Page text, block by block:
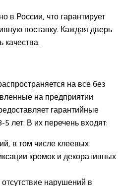
в России, что гарантирует
поставку. Каждая дверь
качества.
на все без
на предприятии.
гарантийные
5 лет. В их перечень входят:
в том числе клеевых
кромок и декоративных
нарушений в